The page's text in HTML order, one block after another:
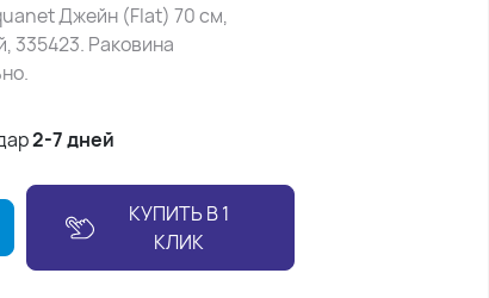
Джейн (Flat) 70 см,
335423. Раковина
2-7 дней
КУПИТЬ В 1
КЛИК